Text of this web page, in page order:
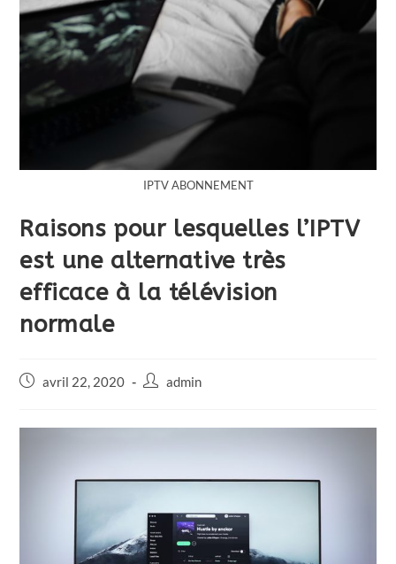
IPTV ABONNEMENT
Raisons pour lesquelles l’IPTV
est une alternative très
efficace à la télévision
normale
avril 22, 2020 admin